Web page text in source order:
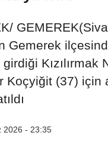
Gemerek
Kızılırmak
Koçyiğit (37) için
2026 - 23:35